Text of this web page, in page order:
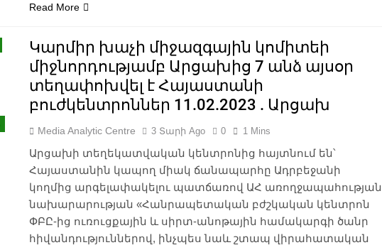
Read More
Կարմիր խաչի միջազգային կոմիտեի
միջնորդությամբ Արցախից 7 անձ այսօր
տեղափոխվել է Հայաստանի
բուժկենտրոններ 11.02.2023 . Արցախ
Media Analytic Centre 3 Տարի Ago 0 1 Mins
Արցախի տեղեկատվական կենտրոնից հայտնում են՝
Հայաստանին կապող միակ ճանապարհը Ադրբեջանի
կողմից արգելափակելու պատճառով ԱՀ առողջապահության
նախարարության «Հանրապետական բժշկական կենտրոն
ՓԲԸ-ից ուռուցքային և սիրտ-անոթային համակարգի ծանր
հիվանդություններով, ինչպես նաև շտապ վիրահատական